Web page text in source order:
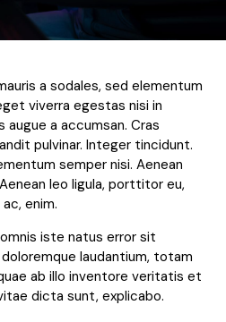
a sodales, sed elementum
viverra egestas nisi in
a accumsan. Cras
pulvinar. Integer tincidunt.
semper nisi. Aenean
leo ligula, porttitor eu,
enim.
iste natus error sit
laudantium, totam
ab illo inventore veritatis et
dicta sunt, explicabo.